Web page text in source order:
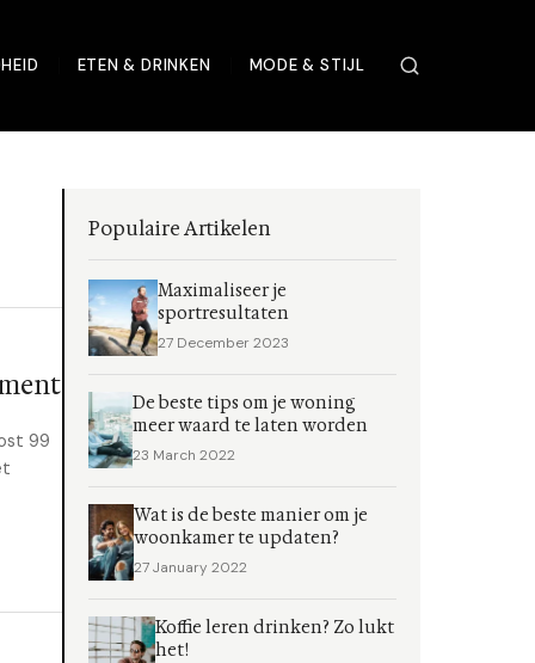
ETEN & DRINKEN MODE & STIJL
99
Populaire Artikelen
Maximaliseer je
sportresultaten
27 December 2023
De beste tips om je woning
meer waard te laten worden
23 March 2022
Wat is de beste manier om je
woonkamer te updaten?
27 January 2022
Koffie leren drinken? Zo lukt
het!